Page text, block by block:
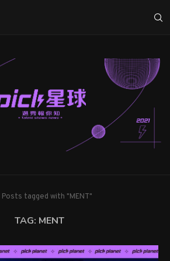
Posts tagged with "MENT"
TAG: MENT